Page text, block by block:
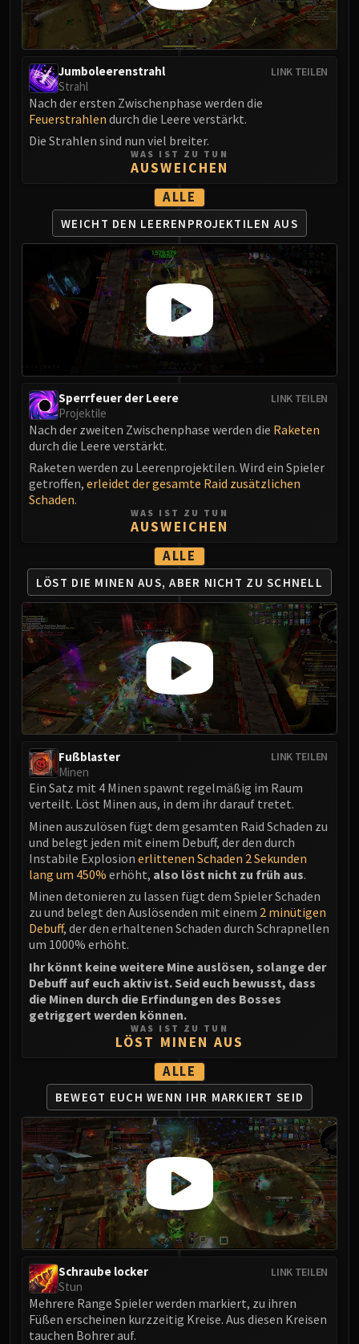
Eranog
Terros
Primal Council
Dathea
Kurog
Diurna
Raszageth
ICECROWN CITADEL
Lord Marrowgar
Lady Deathwhisper
Gunship Battle
Deathbringer Saurfang
Festergut
Rotface
Professor Putricide
Blood Prince Council
Valithria Dreamwalker
The Lich King
RUBY SANCTUM
Halion
TRIALS OF THE CRUSADER
Northrend Beasts
Lord Jaraxxus
Faction Champions
Twin Val'kyr
Anub'Arak
ULDUAR
Flame Leviathan
Ignis
Razorscale
XT-002
Assembly of Iron
Mimiron
Freya
Thorim
Hodir
Vezax
Yogg-Saron
Algalon
RESOURCES
Weakauras
Streamers By Class
Mythic+ Streamers
Raid Streamers
LINK TEILEN
Jumboleerenstrahl
Strahl
Nach der ersten Zwischenphase werden die
Feuerstrahlen durch die Leere verstärkt.
Die Strahlen sind nun viel breiter.
WAS IST ZU TUN
AUSWEICHEN
ALLE
WEICHT DEN LEERENPROJEKTILEN AUS
LINK TEILEN
Sperrfeuer der Leere
Projektile
Nach der zweiten Zwischenphase werden die Raketen
durch die Leere verstärkt.
Raketen werden zu Leerenprojektilen. Wird ein Spieler
getroffen, erleidet der gesamte Raid zusätzlichen
Schaden.
WAS IST ZU TUN
AUSWEICHEN
ALLE
LÖST DIE MINEN AUS, ABER NICHT ZU SCHNELL
LINK TEILEN
Fußblaster
Minen
Ein Satz mit 4 Minen spawnt regelmäßig im Raum
verteilt. Löst Minen aus, in dem ihr darauf tretet.
Minen auszulösen fügt dem gesamten Raid Schaden zu
und belegt jeden mit einem Debuff, der den durch
Instabile Explosion erlittenen Schaden 2 Sekunden
lang um 450% erhöht, also löst nicht zu früh aus.
Minen detonieren zu lassen fügt dem Spieler Schaden
zu und belegt den Auslösenden mit einem 2 minütigen
Debuff, der den erhaltenen Schaden durch Schrapnellen
um 1000% erhöht.
Ihr könnt keine weitere Mine auslösen, solange der
Debuff auf euch aktiv ist. Seid euch bewusst, dass
die Minen durch die Erfindungen des Bosses
getriggert werden können.
WAS IST ZU TUN
LÖST MINEN AUS
ALLE
BEWEGT EUCH WENN IHR MARKIERT SEID
LINK TEILEN
Schraube locker
Stun
Mehrere Range Spieler werden markiert, zu ihren
Füßen erscheinen kurzzeitig Kreise. Aus diesen Kreisen
tauchen Bohrer auf.